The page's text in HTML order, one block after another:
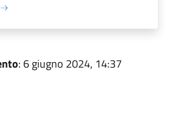
: 6 giugno 2024, 14:37